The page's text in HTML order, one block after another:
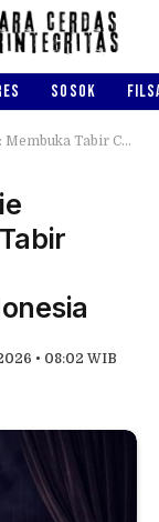
SOSOK
Perkawinan Anak Di Indonesia
• 08:02 WIB